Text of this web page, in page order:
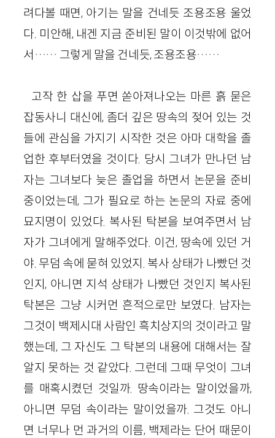
려다볼 때면, 아기는 말을 건네듯 조용조용 울었
다. 미안해, 내겐 지금 준비된 말이 이것밖에 없어
서…… 그렇게 말을 건네듯, 조용조용……
고작 한 삽을 푸면 쏟아져나오는 마른 흙 묻은
잡동사니 대신에, 좀더 깊은 땅속의 젖어 있는 것
들에 관심을 가지기 시작한 것은 아마 대학을 졸
업한 후부터였을 것이다. 당시 그녀가 만나던 남
자는 그녀보다 늦은 졸업을 하면서 논문을 준비
중이었는데, 그가 필요로 하는 논문의 자료 중에
묘지명이 있었다. 복사된 탁본을 보여주면서 남
자가 그녀에게 말해주었다. 이건, 땅속에 있던 거
야. 무덤 속에 묻혀 있었지. 복사 상태가 나빴던 것
인지, 아니면 지석 상태가 나빴던 것인지 복사된
탁본은 그냥 시커먼 흔적으로만 보였다. 남자는
그것이 백제시대 사람인 흑치상지의 것이라고 말
했는데, 그 자신도 그 탁본의 내용에 대해서는 잘
알지 못하는 것 같았다. 그런데 그때 무엇이 그녀
를 매혹시켰던 것일까. 땅속이라는 말이었을까,
아니면 무덤 속이라는 말이었을까. 그것도 아니
면 너무나 먼 과거의 이름, 백제라는 단어 때문이